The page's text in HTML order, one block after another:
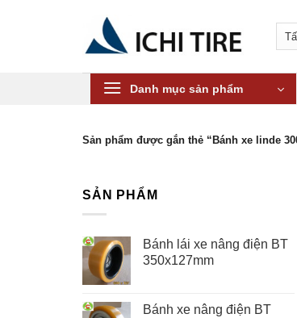
Danh mục sản phẩm
Sản phẩm được gắn thẻ “Bánh xe linde
SẢN PHẨM
Bánh lái xe nâng điện BT
350x127mm
Bánh xe nâng điện BT